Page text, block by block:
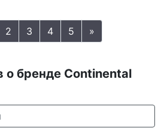
2 3 4 5 »
о бренде Continental